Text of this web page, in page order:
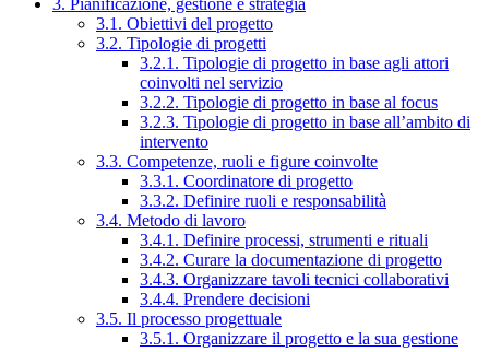
3. Pianificazione, gestione e strategia
3.1. Obiettivi del progetto
3.2. Tipologie di progetti
3.2.1. Tipologie di progetto in base agli attori
coinvolti nel servizio
3.2.2. Tipologie di progetto in base al focus
3.2.3. Tipologie di progetto in base all’ambito di
intervento
3.3. Competenze, ruoli e figure coinvolte
3.3.1. Coordinatore di progetto
3.3.2. Definire ruoli e responsabilità
3.4. Metodo di lavoro
3.4.1. Definire processi, strumenti e rituali
3.4.2. Curare la documentazione di progetto
3.4.3. Organizzare tavoli tecnici collaborativi
3.4.4. Prendere decisioni
3.5. Il processo progettuale
3.5.1. Organizzare il progetto e la sua gestione